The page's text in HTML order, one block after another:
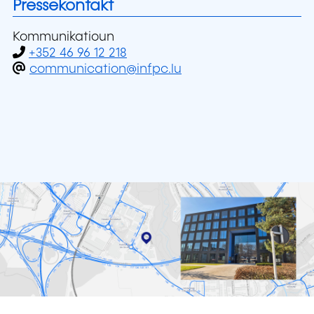
Pressekontakt
Kommunikatioun
+352 46 96 12 218
communication@infpc.lu